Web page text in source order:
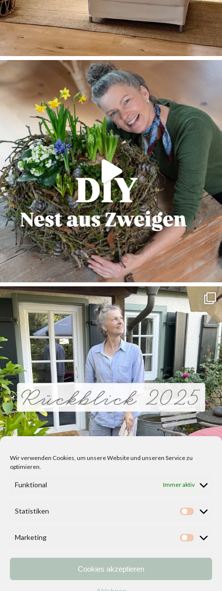
Wir verwenden Cookies, um unsere Website und unseren Service zu
optimieren.
Funktional Immer aktiv
Statistiken
Marketing
Cookies akzeptieren
Kontakt